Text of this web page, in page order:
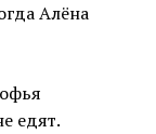
Алёна
едят.